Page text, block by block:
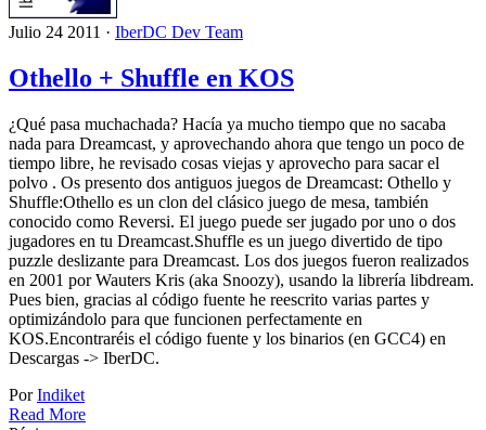
Julio 24 2011 · IberDC Dev Team
Othello + Shuffle en KOS
¿Qué pasa muchachada? Hacía ya mucho tiempo que no sacaba
nada para Dreamcast, y aprovechando ahora que tengo un poco de
tiempo libre, he revisado cosas viejas y aprovecho para sacar el
polvo . Os presento dos antiguos juegos de Dreamcast: Othello y
Shuffle:Othello es un clon del clásico juego de mesa, también
conocido como Reversi. El juego puede ser jugado por uno o dos
jugadores en tu Dreamcast.Shuffle es un juego divertido de tipo
puzzle deslizante para Dreamcast. Los dos juegos fueron realizados
en 2001 por Wauters Kris (aka Snoozy), usando la librería libdream.
Pues bien, gracias al código fuente he reescrito varias partes y
optimizándolo para que funcionen perfectamente en
KOS.Encontraréis el código fuente y los binarios (en GCC4) en
Descargas -> IberDC.
PorIndiket
Read More